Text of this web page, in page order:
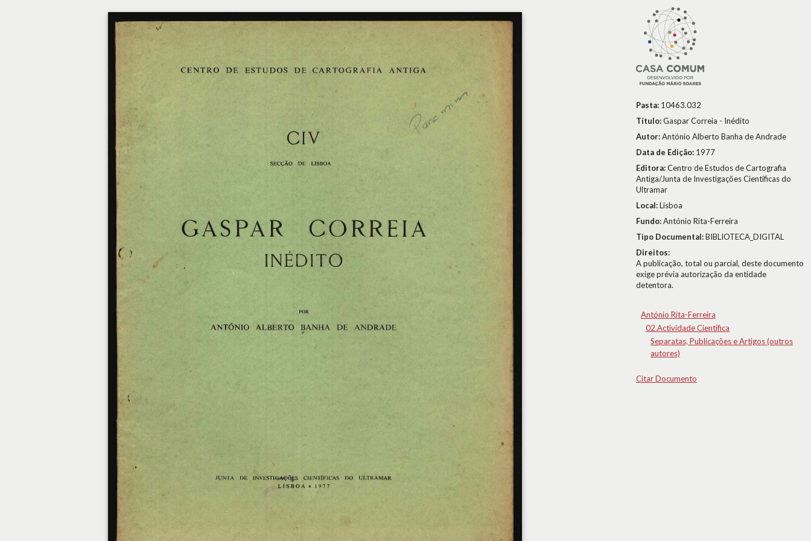
Pasta: 10463.032
Título:Gaspar Correia - Inédito
Autor:António Alberto Banha de Andrade
Data de Edição: 1977
Editora:Centro de Estudos de Cartografia
Antiga/Junta de Investigações Científicas do
Ultramar
Local:Lisboa
Fundo:António Rita-Ferreira
Tipo Documental:BIBLIOTECA_DIGITAL
Direitos:
A publicação, total ou parcial, deste documento
exige prévia autorização da entidade
detentora.
António Rita-Ferreira
02.Actividade Científica
Separatas, Publicações e Artigos (outros
autores)
Citar Documento